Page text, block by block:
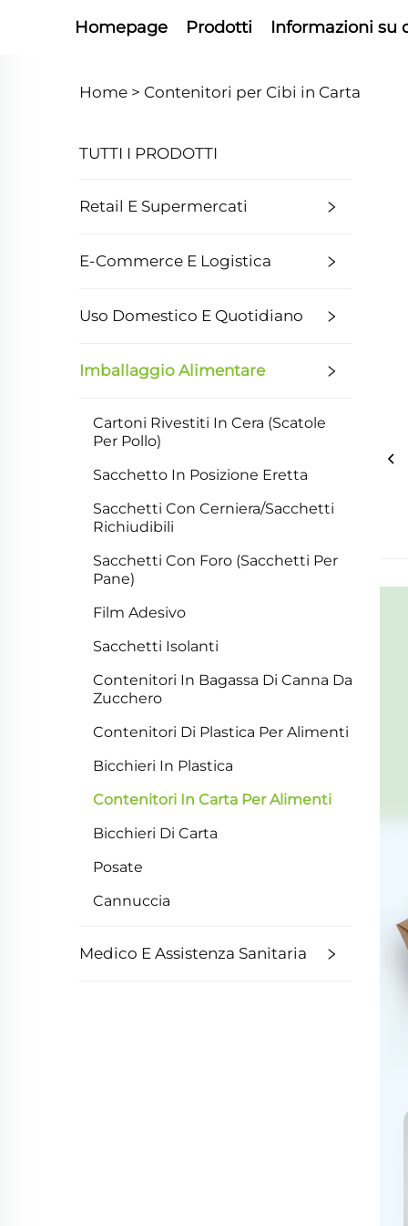
Homepage Prodotti Informazioni su
Home > Contenitori per Cibi in Carta
TUTTI I PRODOTTI
Retail E Supermercati
E-Commerce E Logistica
Uso Domestico E Quotidiano
Imballaggio Alimentare
Cartoni Rivestiti In Cera (Scatole
Per Pollo)
Sacchetto In Posizione Eretta
Sacchetti Con Cerniera/Sacchetti
Richiudibili
Sacchetti Con Foro (Sacchetti Per
Pane)
Film Adesivo
Sacchetti Isolanti
Contenitori In Bagassa Di Canna Da
Zucchero
Contenitori Di Plastica Per Alimenti
Bicchieri In Plastica
Contenitori In Carta Per Alimenti
Bicchieri Di Carta
Posate
Cannuccia
Medico E Assistenza Sanitaria